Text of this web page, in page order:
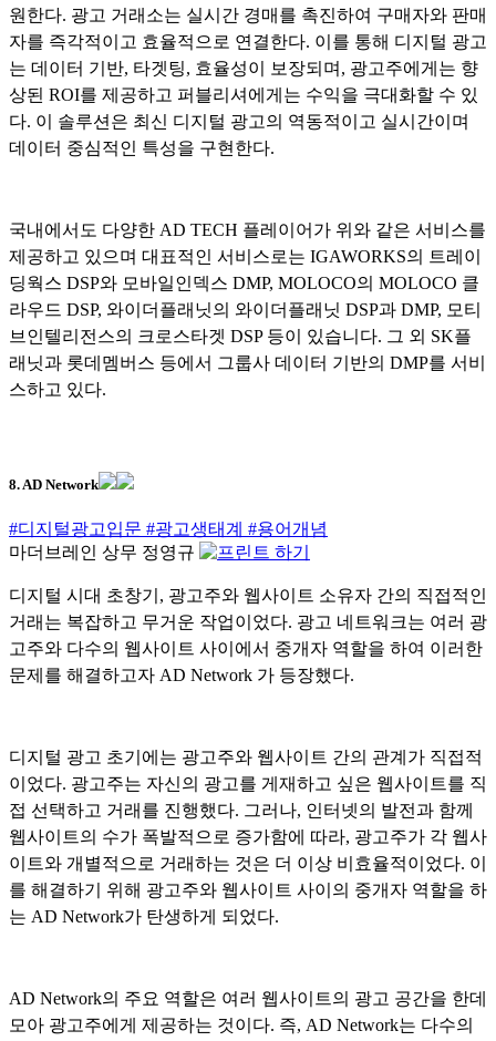
원한다. 광고 거래소는 실시간 경매를 촉진하여 구매자와 판매
자를 즉각적이고 효율적으로 연결한다. 이를 통해 디지털 광고
는 데이터 기반, 타겟팅, 효율성이 보장되며, 광고주에게는 향
상된 ROI를 제공하고 퍼블리셔에게는 수익을 극대화할 수 있
다. 이 솔루션은 최신 디지털 광고의 역동적이고 실시간이며
데이터 중심적인 특성을 구현한다.
국내에서도 다양한 AD TECH 플레이어가 위와 같은 서비스를
제공하고 있으며 대표적인 서비스로는 IGAWORKS의 트레이
딩웍스 DSP와 모바일인덱스 DMP, MOLOCO의 MOLOCO 클
라우드 DSP, 와이더플래닛의 와이더플래닛 DSP과 DMP, 모티
브인텔리전스의 크로스타겟 DSP 등이 있습니다. 그 외 SK플
래닛과 롯데멤버스 등에서 그룹사 데이터 기반의 DMP를 서비
스하고 있다.
8. AD Network
#디지털광고입문 #광고생태계 #용어개념
마더브레인 상무 정영규
디지털 시대 초창기, 광고주와 웹사이트 소유자 간의 직접적인
거래는 복잡하고 무거운 작업이었다. 광고 네트워크는 여러 광
고주와 다수의 웹사이트 사이에서 중개자 역할을 하여 이러한
문제를 해결하고자 AD Network 가 등장했다.
디지털 광고 초기에는 광고주와 웹사이트 간의 관계가 직접적
이었다. 광고주는 자신의 광고를 게재하고 싶은 웹사이트를 직
접 선택하고 거래를 진행했다. 그러나, 인터넷의 발전과 함께
웹사이트의 수가 폭발적으로 증가함에 따라, 광고주가 각 웹사
이트와 개별적으로 거래하는 것은 더 이상 비효율적이었다. 이
를 해결하기 위해 광고주와 웹사이트 사이의 중개자 역할을 하
는 AD Network가 탄생하게 되었다.
AD Network의 주요 역할은 여러 웹사이트의 광고 공간을 한데
모아 광고주에게 제공하는 것이다. 즉, AD Network는 다수의